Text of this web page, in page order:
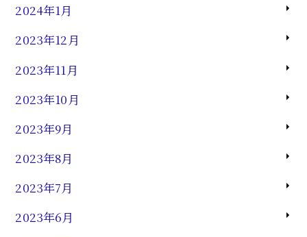
2024年1月
2023年12月
2023年11月
2023年10月
2023年9月
2023年8月
2023年7月
2023年6月